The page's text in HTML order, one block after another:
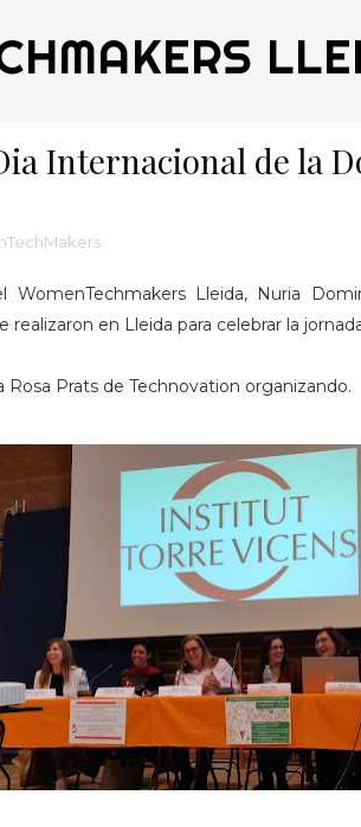
Internacional de la
WomenTechmakers Lleida, Nuria
realizaron en Lleida para celebrar la
Prats de Technovation organizando.